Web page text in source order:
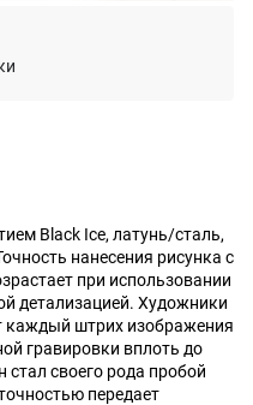
Black Ice, латунь/сталь,
нанесения рисунка с
при использовании
детализацией. Художники
каждый штрих изображения
гравировки вплоть до
своего рода пробой
передает